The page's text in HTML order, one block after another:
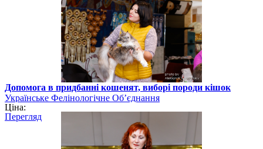
Допомога в придбанні кошенят, виборі породи кішок
Українське Фелінологічне Об’єднання
Ціна:
Перегляд